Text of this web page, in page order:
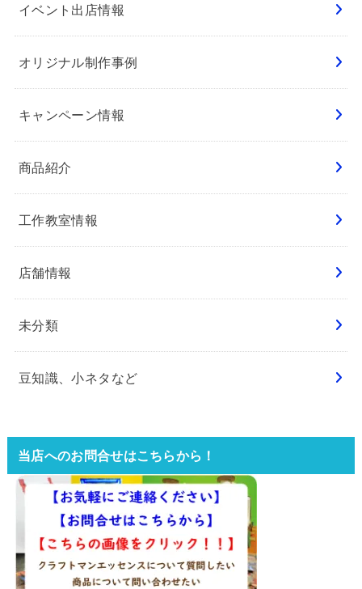
イベント出店情報
オリジナル制作事例
キャンペーン情報
商品紹介
工作教室情報
店舗情報
未分類
豆知識、小ネタなど
当店へのお問合せはこちらから！